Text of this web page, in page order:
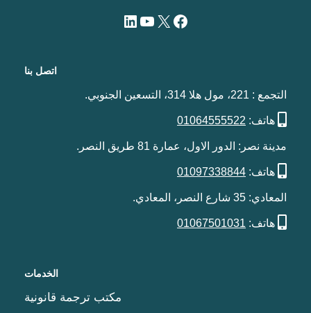
اتصل بنا
التجمع : 221، مول هلا 314، التسعين الجنوبي.
هاتف: 01064555522
مدينة نصر: الدور الاول، عمارة 81 طريق النصر.
هاتف: 01097338844
المعادي: 35 شارع النصر، المعادي.
هاتف: 01067501031
الخدمات
مكتب ترجمة قانونية